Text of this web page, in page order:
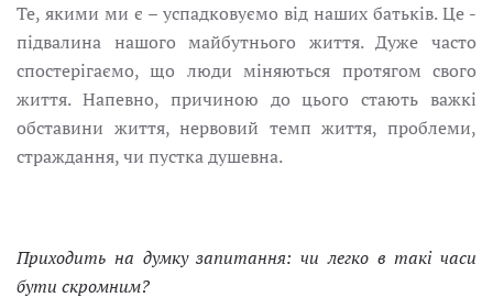
Те, якими ми є – успадковуємо від наших батьків. Це -
підвалина нашого майбутнього життя. Дуже часто
спостерігаємо, що люди міняються протягом свого
життя. Напевно, причиною до цього стають важкі
обставини життя, нервовий темп життя, проблеми,
страждання, чи пустка душевна.
Приходить на думку запитання: чи легко в такі часи
бути скромним?